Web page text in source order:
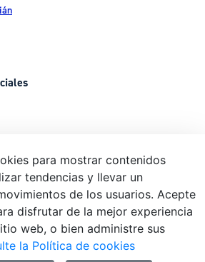
de Donostia / San Sebastián
/ San Sebastián
para mostrar contenidos
tendencias y llevar un
de los usuarios. Acepte
disfrutar de la mejor experiencia
web, o bien administre sus
la Política de cookies